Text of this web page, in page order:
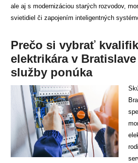
ale aj s modernizáciou starých rozvodov,
svietidiel či zapojením inteligentných
Prečo si vybrať
elektrikára v Bratislave
služby ponúka